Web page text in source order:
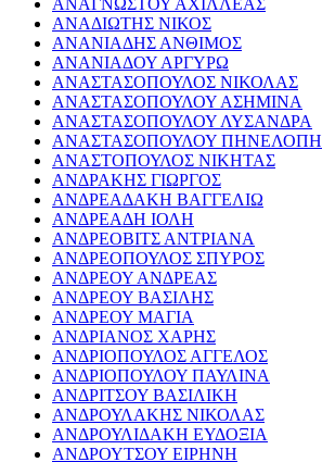
ΑΝΑΓΝΩΣΤΟΥ ΑΧΙΛΛΕΑΣ
ΑΝΑΔΙΩΤΗΣ ΝΙΚΟΣ
ΑΝΑΝΙΑΔΗΣ ΑΝΘΙΜΟΣ
ΑΝΑΝΙΑΔΟΥ ΑΡΓΥΡΩ
ΑΝΑΣΤΑΣΟΠΟΥΛΟΣ ΝΙΚΟΛΑΣ
ΑΝΑΣΤΑΣΟΠΟΥΛΟΥ ΑΣΗΜΙΝΑ
ΑΝΑΣΤΑΣΟΠΟΥΛΟΥ ΛΥΣΑΝΔΡΑ
ΑΝΑΣΤΑΣΟΠΟΥΛΟΥ ΠΗΝΕΛΟΠΗ
ΑΝΑΣΤΟΠΟΥΛΟΣ ΝΙΚΗΤΑΣ
ΑΝΔΡΑΚΗΣ ΓΙΩΡΓΟΣ
ΑΝΔΡΕΑΔΑΚΗ ΒΑΓΓΕΛΙΩ
ΑΝΔΡΕΑΔΗ ΙΟΛΗ
ΑΝΔΡΕΟΒΙΤΣ ΑΝΤΡΙΑΝΑ
ΑΝΔΡΕΟΠΟΥΛΟΣ ΣΠΥΡΟΣ
ΑΝΔΡΕΟΥ ΑΝΔΡΕΑΣ
ΑΝΔΡΕΟΥ ΒΑΣΙΛΗΣ
ΑΝΔΡΕΟΥ ΜΑΓΙΑ
ΑΝΔΡΙΑΝΟΣ ΧΑΡΗΣ
ΑΝΔΡΙΟΠΟΥΛΟΣ ΑΓΓΕΛΟΣ
ΑΝΔΡΙΟΠΟΥΛΟΥ ΠΑΥΛΙΝΑ
ΑΝΔΡΙΤΣΟΥ ΒΑΣΙΛΙΚΗ
ΑΝΔΡΟΥΛΑΚΗΣ ΝΙΚΟΛΑΣ
ΑΝΔΡΟΥΛΙΔΑΚΗ ΕΥΔΟΞΙΑ
ΑΝΔΡΟΥΤΣΟΥ ΕΙΡΗΝΗ